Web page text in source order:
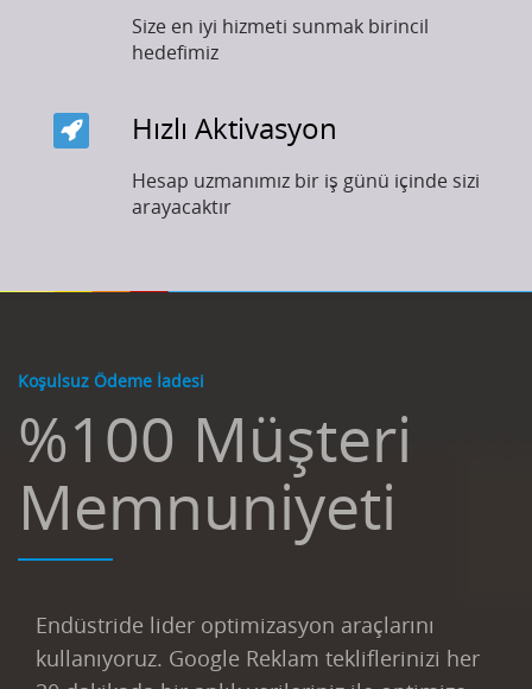
Size en iyi hizmeti sunmak birincil
hedefimiz
Hızlı Aktivasyon
Hesap uzmanımız bir iş günü içinde sizi
arayacaktır
Koşulsuz Ödeme İadesi
%100 Müşteri
Memnuniyeti
Endüstride lider optimizasyon araçlarını
kullanıyoruz. Google Reklam tekliflerinizi her